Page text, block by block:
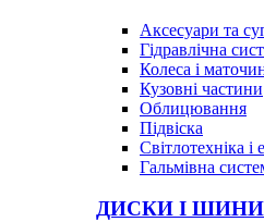
Аксесуари та
Гідравлічна
Колеса і
Кузовні частини
Облицювання
Підвіска
Світлотехніка і
Гальмівна
ДИСКИ І ШИНИ